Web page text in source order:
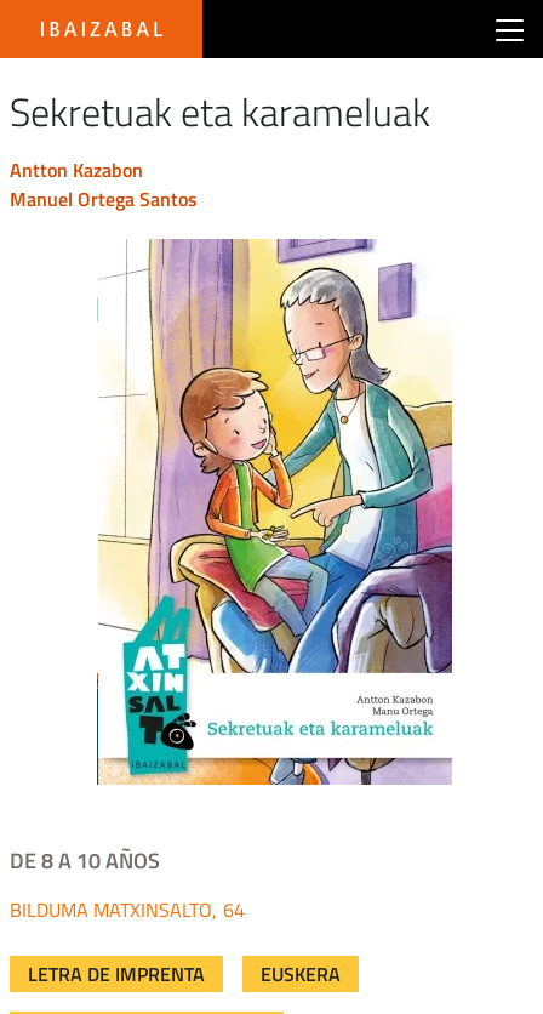
Sekretuak eta karameluak
antton kazabon
manuel ortega santos
DE 8 A 10 AÑOS
MATXINSALTO 64
LETRA DE IMPRENTA
EUSKERA